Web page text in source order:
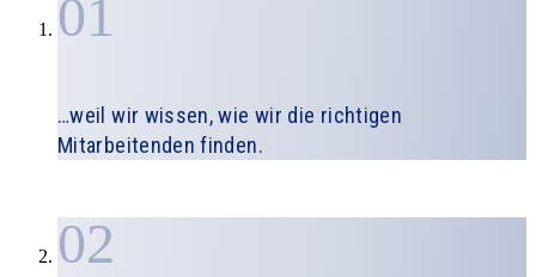
01
…weil wir wissen, wie wir die richtigen
Mitarbeitenden finden.
02